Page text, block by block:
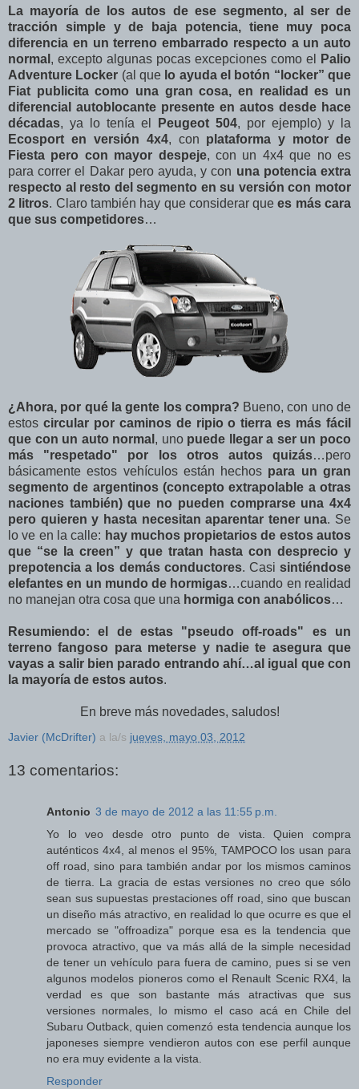
La mayoría de los autos de ese segmento, al ser de
tracción simple y de baja potencia, tiene muy poca
diferencia en un terreno embarrado respecto a un auto
normal , excepto algunas pocas excepciones como el
Palio
Adventure Locker (al que lo ayuda el botón “locker” que
Fiat publicita como una gran cosa, en realidad es un
diferencial autoblocante presente en autos desde hace
décadas, ya lo tenía el Peugeot 504, por ejemplo) y la
Ecosport en versión 4x4, con plataforma y motor de
Fiesta pero con mayor despeje, con un 4x4 que no es
para correr el Dakar pero ayuda, y con una potencia extra
respecto al resto del segmento en su versión con motor
2 litros. Claro también hay que considerar quees más cara
que sus competidores…
¿Ahora, por qué la gente los compra? Bueno, con uno de
estos circular por caminos de ripio o tierra es más fácil
que con un auto normal , unopuede llegar a ser un poco
más "respetado" por los otros autos quizás…pero
básicamente estos vehículos están hechos para un gran
segmento de argentinos (concepto extrapolable a otras
naciones también) que no pueden comprarse una 4x4
pero quieren y hasta necesitan aparentar tener una. Se
lo ve en la calle: hay muchos propietarios de estos autos
que “se la creen” y que tratan hasta con desprecio y
prepotencia a los demás conductores. Casisintiéndose
elefantes en un mundo de hormigas…cuando en realidad
no manejan otra cosa que una hormiga con anabólicos…
Resumiendo: el de estas "pseudo off-roads" es un
terreno fangoso para meterse y nadie te asegura que
vayas a salir bien parado entrando ahí…al igual que con
la mayoría de estos autos.
En breve más novedades, saludos!
Javier (McDrifter) a la/s jueves, mayo 03, 2012
13 comentarios:
Antonio 3 de mayo de 2012 a las 11:55 p.m.
Yo lo veo desde otro punto de vista. Quien compra
auténticos 4x4, al menos el 95%, TAMPOCO los usan para
off road, sino para también andar por los mismos caminos
de tierra. La gracia de estas versiones no creo que sólo
sean sus supuestas prestaciones off road, sino que buscan
un diseño más atractivo, en realidad lo que ocurre es que el
mercado se "offroadiza" porque esa es la tendencia que
provoca atractivo, que va más allá de la simple necesidad
de tener un vehículo para fuera de camino, pues si se ven
algunos modelos pioneros como el Renault Scenic RX4, la
verdad es que son bastante más atractivas que sus
versiones normales, lo mismo el caso acá en Chile del
Subaru Outback, quien comenzó esta tendencia aunque los
japoneses siempre vendieron autos con ese perfil aunque
no era muy evidente a la vista.
Responder